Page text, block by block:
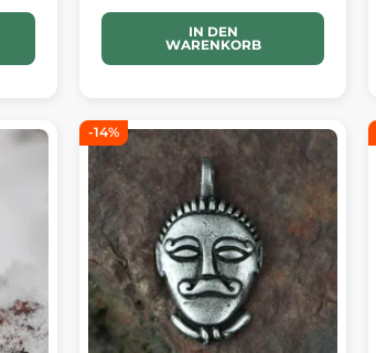
IN DEN
WARENKORB
-14%